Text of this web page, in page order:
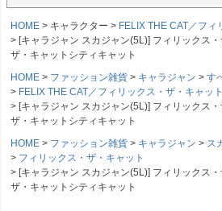
HOME キャラクター
FELIX THE CAT／フィ
[キャラジャン スカジャン(5L)] フィリックス
ザ・キャットシティキャット
HOME
ファッション雑貨 キャラジャン
す
FELIX THE CAT／フィリックス・ザ・キャット
[キャラジャン スカジャン(5L)] フィリックス
ザ・キャットシティキャット
HOME
ファッション雑貨 キャラジャン
ス
フィリックス・ザ・キャット
[キャラジャン スカジャン(5L)] フィリックス
ザ・キャットシティキャット